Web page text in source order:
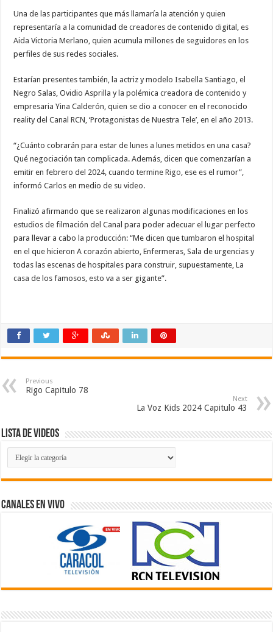
Una de las participantes que más llamaría la atención y quien
representaría a la comunidad de creadores de contenido digital, es
Aida Victoria Merlano, quien acumula millones de seguidores en los
perfiles de sus redes sociales.
Estarían presentes también, la actriz y modelo Isabella Santiago, el
Negro Salas, Ovidio Asprilla y la polémica creadora de contenido y
empresaria Yina Calderón, quien se dio a conocer en el reconocido
reality del Canal RCN, ‘Protagonistas de Nuestra Tele’, en el año 2013.
“¿Cuánto cobrarán para estar de lunes a lunes metidos en una casa?
Qué negociación tan complicada. Además, dicen que comenzarían a
emitir en febrero del 2024, cuando termineRigo, ese es el rumor”,
informó Carlos en medio de su video.
Finalizó afirmando que se realizaron algunas modificaciones en los
estudios de filmación del Canal para poder adecuar el lugar perfecto
para llevar a cabo la producción: “Me dicen que tumbaron el hospital
en el que hicieron A corazón abierto, Enfermeras, Sala de urgencias y
todas las escenas de hospitales para construir, supuestamente, La
casa de los famosos, esto va a ser gigante”.
Previous
Rigo Capitulo 78
Next
La Voz Kids 2024 Capitulo 43
Lista de Videos
Lista
de
Videos
Canales En Vivo